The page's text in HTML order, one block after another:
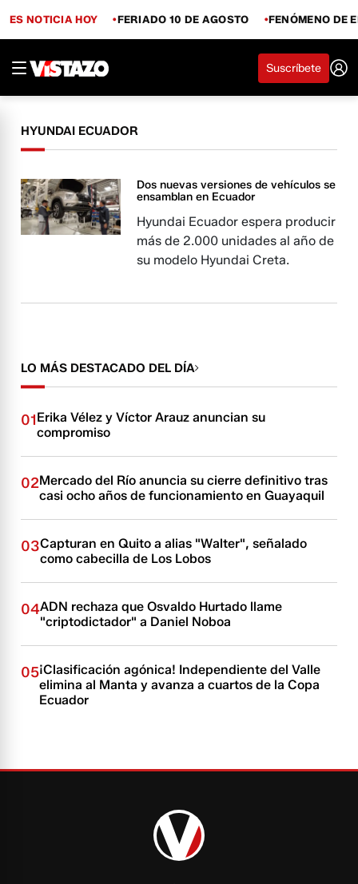
ES NOTICIA HOY FERIADO 10 DE AGOSTO FENÓMENO DE
Suscríbete
HYUNDAI ECUADOR
Dos nuevas versiones de vehículos se
ensamblan en Ecuador
Hyundai Ecuador espera producir
más de 2.000 unidades al año de
su modelo Hyundai Creta.
LO MÁS DESTACADO DEL DÍA
01Erika Vélez y Víctor Arauz anuncian su
compromiso
02Mercado del Río anuncia su cierre definitivo tras
casi ocho años de funcionamiento en Guayaquil
03Capturan en Quito a alias "Walter", señalado
como cabecilla de Los Lobos
04ADN rechaza que Osvaldo Hurtado llame
"criptodictador" a Daniel Noboa
05¡Clasificación agónica! Independiente del Valle
elimina al Manta y avanza a cuartos de la Copa
Ecuador